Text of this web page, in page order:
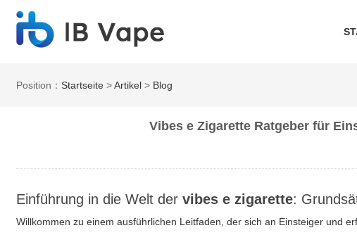
Position： Startseite >Artikel > Blog
Vibes e Zigarette Ratgeber für
Einführung in die Welt dervibes e zigarette:
Willkommen zu einem ausführlichen Leitfaden, der sich an Einsteiger und